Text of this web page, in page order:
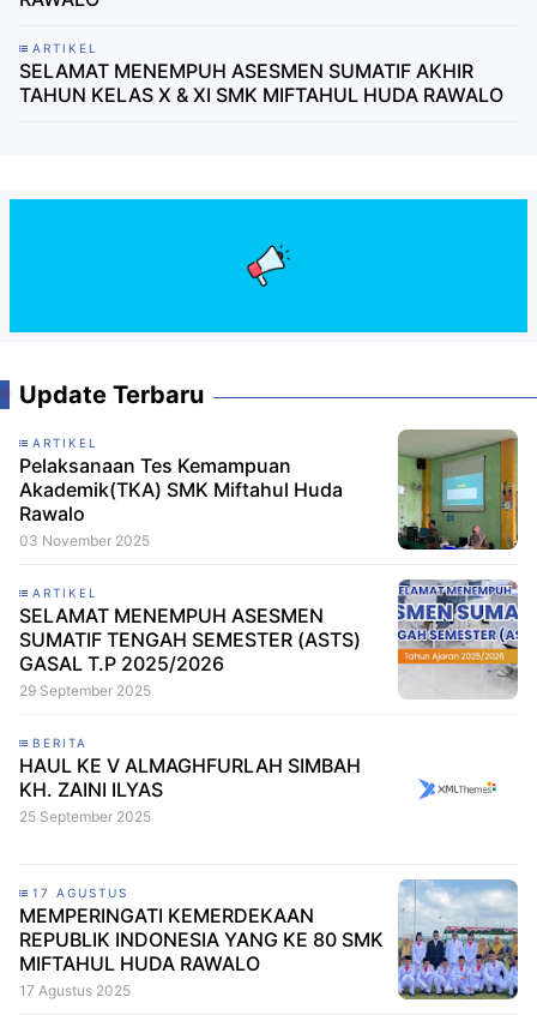
ARTIKEL
SELAMAT MENEMPUH ASESMEN SUMATIF AKHIR
TAHUN KELAS X & XI SMK MIFTAHUL HUDA RAWALO
Update Terbaru
ARTIKEL
Pelaksanaan Tes Kemampuan
Akademik(TKA) SMK Miftahul Huda
Rawalo
03 November 2025
ARTIKEL
SELAMAT MENEMPUH ASESMEN
SUMATIF TENGAH SEMESTER (ASTS)
GASAL T.P 2025/2026
29 September 2025
BERITA
HAUL KE V ALMAGHFURLAH SIMBAH
KH. ZAINI ILYAS
25 September 2025
17 AGUSTUS
MEMPERINGATI KEMERDEKAAN
REPUBLIK INDONESIA YANG KE 80 SMK
MIFTAHUL HUDA RAWALO
17 Agustus 2025